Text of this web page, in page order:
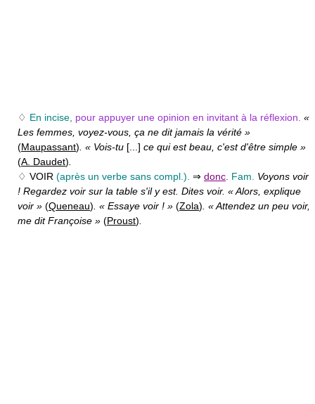
♢ En incise, pour appuyer une opinion en invitant à la réflexion. «
Les femmes, voyez-vous, ça ne dit jamais la vérité »
(Maupassant) . « Vois-tu [...] ce qui est beau, c'est d'être simple »
(A. Daudet)
♢ VOIR (après un verbe sans compl.). ⇒ donc Fam.
Voyons voir
! Regardez voir sur la table s'il y est. Dites voir. « Alors, explique
voir » (Queneau) . « Essaye voir ! » (Zola) . « Attendez un peu voir,
me dit Françoise » (Proust)